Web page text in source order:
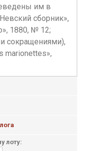
им в
сборник»,
1880, № 12;
сокращениями),
marionettes»,
лоту: